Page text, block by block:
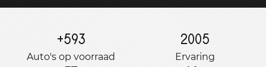
+593
Auto's op voorraad
2005
Ervaring